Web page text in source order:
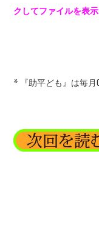
クしてファイルを表
* 『助平ども』は毎月